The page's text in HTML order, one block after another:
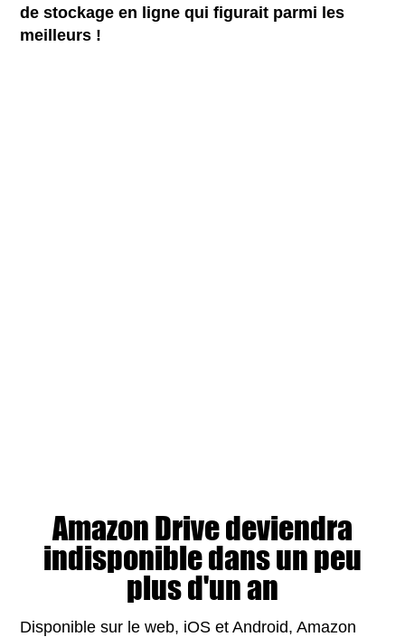
de stockage en ligne qui figurait parmi les
meilleurs !
Amazon Drive deviendra
indisponible dans un peu
plus d'un an
Disponible sur le web, iOS et Android, Amazon